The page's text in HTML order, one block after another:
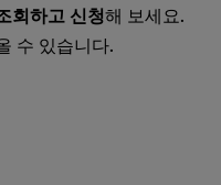
회하고 신청해 보세요.
수 있습니다.